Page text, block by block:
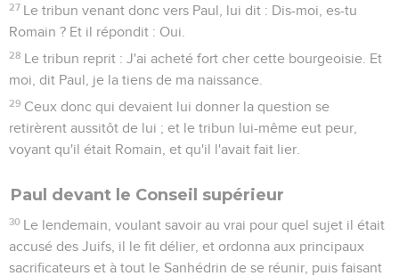
27 Le tribun venant donc vers Paul, lui dit : Dis-moi, es-tu
Romain ? Et il répondit : Oui.
28 Le tribun reprit : J'ai acheté fort cher cette bourgeoisie. Et
moi, dit Paul, je la tiens de ma naissance.
29 Ceux donc qui devaient lui donner la question se
retirèrent aussitôt de lui ; et le tribun lui-même eut peur,
voyant qu'il était Romain, et qu'il l'avait fait lier.
Paul devant le Conseil supérieur
30 Le lendemain, voulant savoir au vrai pour quel sujet il était
accusé des Juifs, il le fit délier, et ordonna aux principaux
sacrificateurs et à tout le Sanhédrin de se réunir, puis faisant